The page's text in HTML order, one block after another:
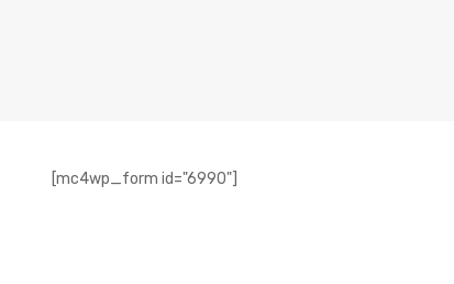
[mc4wp_form id="6990"]